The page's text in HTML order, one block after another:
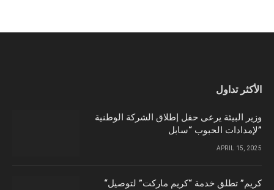
الأكثر تداول
وزير البيئة يرعى حفل إطلاق الشركة الوطنية
لإمدادات الحبوب “سابل”
APRIL 15, 2025
“كريم” تطلق خدمة “كريم ماركت” لتوصيل